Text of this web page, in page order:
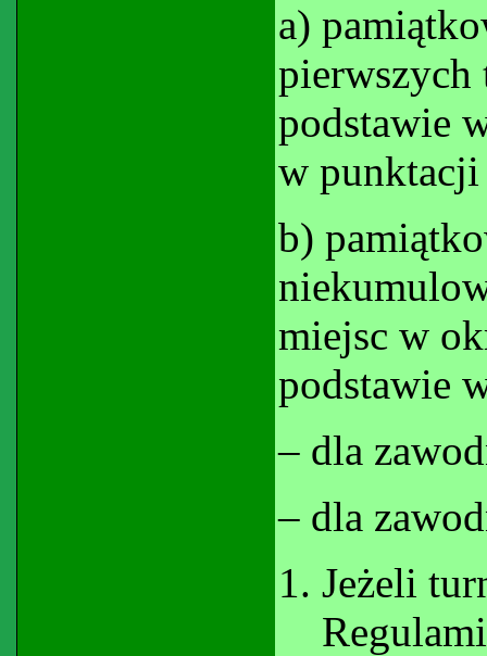
a)
pierwszych
podstawie
w punktacji
b)
miejsc w
podstawie
– dla
– dla
Jeżeli